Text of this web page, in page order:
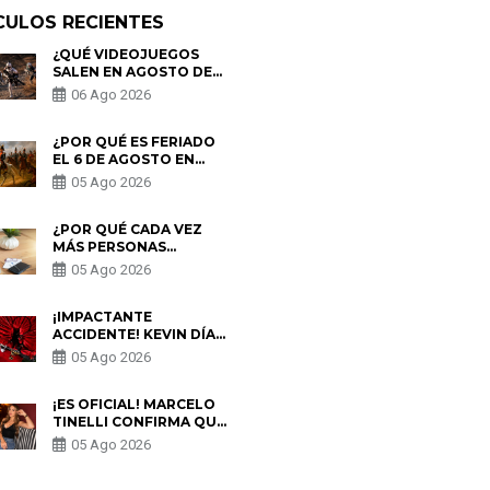
RECIENTES
¿QUÉ VIDEOJUEGOS
SALEN EN AGOSTO DE
2026? ESTOS SON LOS
ESTRENOS MÁS
06 Ago 2026
¿POR QUÉ ES FERIADO
EL 6 DE AGOSTO EN
PERÚ? ESTA ES LA
HISTORIA
05 Ago 2026
¿POR QUÉ CADA VEZ
MÁS PERSONAS
UTILIZAN UNA VPN
PARA PROTEGER SU
05 Ago 2026
¡IMPACTANTE
ACCIDENTE! KEVIN DÍAZ
CAE DESDE OCHO
METROS EN “ESTO ES
PREOCUPACIÓN
05 Ago 2026
¡ES OFICIAL! MARCELO
TINELLI CONFIRMA QUE
REGRESÓ CON MILETT
FIGUEROA: “EL AMOR
05 Ago 2026